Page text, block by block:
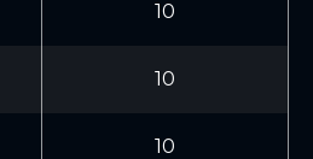
10
10
10